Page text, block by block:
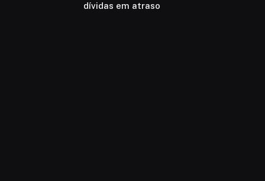
dívidas em atraso